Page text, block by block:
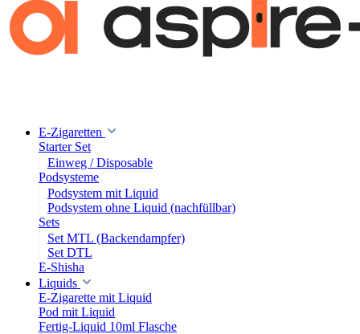
E-Zigaretten
Starter Set
Einweg / Disposable
Podsysteme
Podsystem mit Liquid
Podsystem ohne Liquid (nachfüllbar)
Sets
Set MTL (Backendampfer)
Set DTL
E-Shisha
Liquids
E-Zigarette mit Liquid
Pod mit Liquid
Fertig-Liquid 10ml Flasche